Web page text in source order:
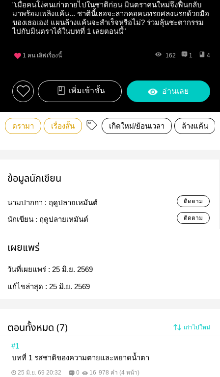
"เมื่อคนโง่คนเก่าตายไปในชาติก่อน มินตราคนใหม่จึงฟื้นกลับ
มาพร้อมเพลิงแค้น... ชาตินี้เธอจะลากคอคนทรยศลงนรกด้วยมือ
ของเธอเอง! แผนล้างแค้นจะสำเร็จหรือไม่? ร่วมลุ้นชะตากรรม
ไปกับมินตราได้ในบทที่ 1 เลยตอนนี้"
1 คน เลิฟเรื่องนี้ 162 1 4
เพิ่มเข้าชั้น อ่านเลย
ดรามา เรื่องสั้น เกิดใหม่/ย้อนเวลา ล้างแค้น
ข้อมูลนักเขียน
นามปากกา : ฤดูปลายเหมันต์ ติดตาม
นักเขียน : ฤดูปลายเหมันต์ ติดตาม
เผยแพร่
วันที่เผยแพร่ : 25 มิ.ย. 2569
แก้ไขล่าสุด : 25 มิ.ย. 2569
ตอนทั้งหมด (7) เก่าไปใหม่
#1
บทที่ 1 รสชาติของความตายและหยาดน้ำตา
25 มิ.ย. 69 20:32 0 16 978 คำ (4 หน้า)